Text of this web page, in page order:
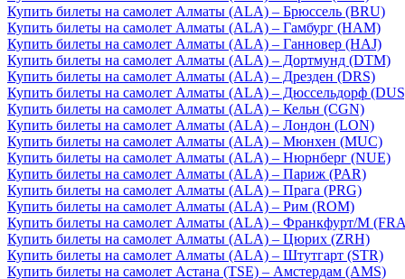
Купить билеты на самолет Алматы (ALA) – Брюссель (BRU)
Купить билеты на самолет Алматы (ALA) – Гамбург (HAM)
Купить билеты на самолет Алматы (ALA) – Ганновер (HAJ)
Купить билеты на самолет Алматы (ALA) – Дортмунд (DTM)
Купить билеты на самолет Алматы (ALA) – Дрезден (DRS)
Купить билеты на самолет Алматы (ALA) – Дюссельдорф
Купить билеты на самолет Алматы (ALA) – Кельн (CGN)
Купить билеты на самолет Алматы (ALA) – Лондон (LON)
Купить билеты на самолет Алматы (ALA) – Мюнхен (MUC)
Купить билеты на самолет Алматы (ALA) – Нюрнберг (NUE)
Купить билеты на самолет Алматы (ALA) – Париж (PAR)
Купить билеты на самолет Алматы (ALA) – Прага (PRG)
Купить билеты на самолет Алматы (ALA) – Рим (ROM)
Купить билеты на самолет Алматы (ALA) – Франкфурт/М
Купить билеты на самолет Алматы (ALA) – Цюрих (ZRH)
Купить билеты на самолет Алматы (ALA) – Штутгарт (STR)
Купить билеты на самолет Астана (TSE) – Амстердам (AMS)